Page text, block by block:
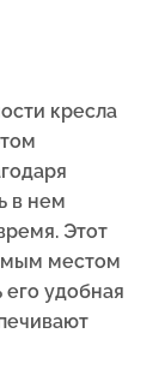
кресла
в нем
Этот
местом
его удобная